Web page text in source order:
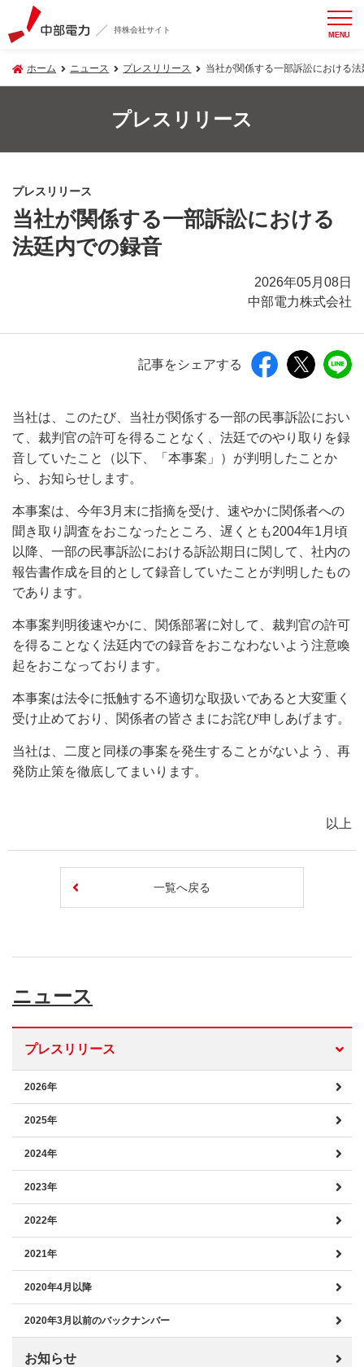
持株会社サイト MENU
ホーム ニュース プレスリリース 当社が関係する一部訴訟における
プレスリリース
プレスリリース
当社が関係する一部訴訟における
法廷内での録音
2026年05月08日
中部電力株式会社
記事をシェアする
当社は、このたび、当社が関係する一部の民事訴訟におい
て、裁判官の許可を得ることなく、法廷でのやり取りを録
音していたこと（以下、「本事案」）が判明したことか
ら、お知らせします。
本事案は、今年3月末に指摘を受け、速やかに関係者への
聞き取り調査をおこなったところ、遅くとも2004年1月頃
以降、一部の民事訴訟における訴訟期日に関して、社内の
報告書作成を目的として録音していたことが判明したもの
であります。
本事案判明後速やかに、関係部署に対して、裁判官の許可
を得ることなく法廷内での録音をおこなわないよう注意喚
起をおこなっております。
本事案は法令に抵触する不適切な取扱いであると大変重く
受け止めており、関係者の皆さまにお詫び申しあげます。
当社は、二度と同様の事案を発生することがないよう、再
発防止策を徹底してまいります。
以上
一覧へ戻る
ニュース
プレスリリース
2026年
2025年
2024年
2023年
2022年
2021年
2020年4月以降
2020年3月以前のバックナンバー
お知らせ